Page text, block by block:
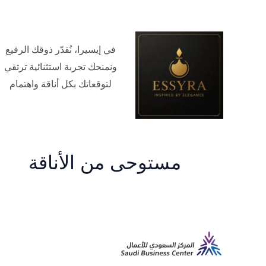
في إيسيرا، نُقدّر ذوقك الرفيع
ونمنحك تجربة استثنائية ترتقي
لتوقعاتك بكل أناقة واهتمام
مستوحى من الأناقة